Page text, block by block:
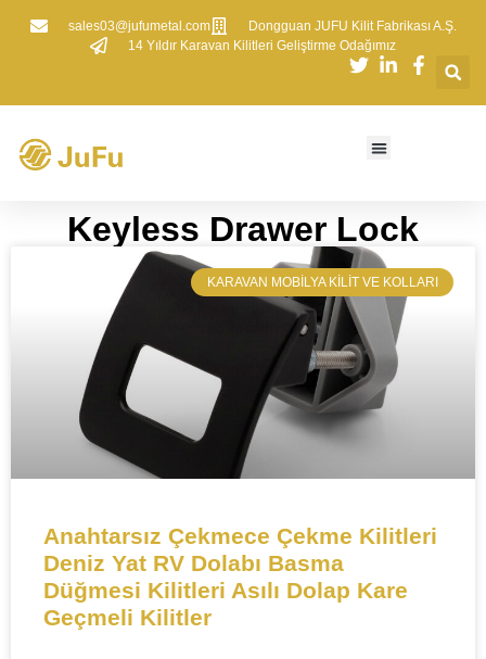
sales03@jufumetal.com
​Dongguan JUFU Kilit Fabrikası A.Ş.
​14 Yıldır Karavan Kilitleri Geliştirme Odağımız
Keyless Drawer Lock
​KARAVAN MOBILYA KILIT VE KOLLARI
Anahtarsız Çekmece Çekme Kilitleri
Deniz Yat RV Dolabı Basma
Düğmesi Kilitleri Asılı Dolap Kare
Geçmeli Kilitler